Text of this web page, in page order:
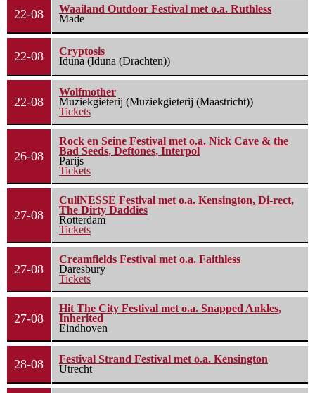
22-08
Waailand Outdoor Festival met o.a. Ruthless
Made
22-08
Cryptosis
Iduna (Iduna (Drachten))
22-08
Wolfmother
Muziekgieterij (Muziekgieterij (Maastricht))
Tickets
26-08
Rock en Seine Festival met o.a. Nick Cave & the
Bad Seeds, Deftones, Interpol
Parijs
Tickets
27-08
CuliNESSE Festival met o.a. Kensington, Di-rect,
The Dirty Daddies
Rotterdam
Tickets
27-08
Creamfields Festival met o.a. Faithless
Daresbury
Tickets
27-08
Hit The City Festival met o.a. Snapped Ankles,
Inherited
Eindhoven
28-08
Festival Strand Festival met o.a. Kensington
Utrecht